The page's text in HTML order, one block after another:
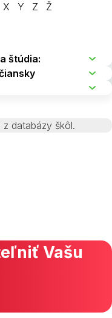
X Y Z
Ž
databázy škôl.
Vašu